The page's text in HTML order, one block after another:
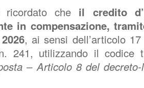
ricordato che il credito
in compensazione,
, ai sensi dell’articolo
241, utilizzando il codice
– Articolo 8 del